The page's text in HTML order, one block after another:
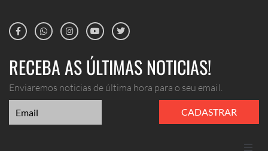
RECEBA AS ÚLTIMAS NOTICIAS!
Enviaremos noticias de última hora para o seu email.
CADASTRAR